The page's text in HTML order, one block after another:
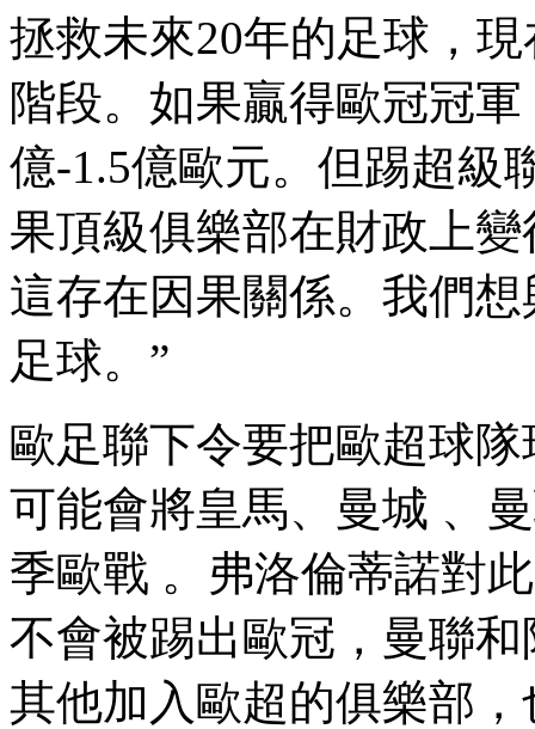
拯救未來20年的足球
階段。如果贏得歐冠冠
億-1.5億歐元。但踢超級聯
果頂級俱樂部在財政上變得
這存在因果關係。我們
足球。”
歐足聯下令要把歐超球隊
可能會將皇馬、曼城
季歐戰 。弗洛倫蒂諾對此回
不會被踢出歐冠 ，曼聯
其他加入歐超的俱樂部 